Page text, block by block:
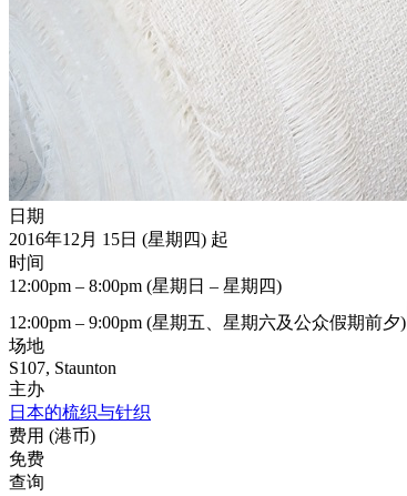
日期
2016年12月 15日 (星期四) 起
时间
12:00pm – 8:00pm (星期日 – 星期四)
12:00pm – 9:00pm (星期五、星期六及公众假期前夕)
场地
S107, Staunton
主办
日本的梳织与针织
费用 (港币)
免费
查询